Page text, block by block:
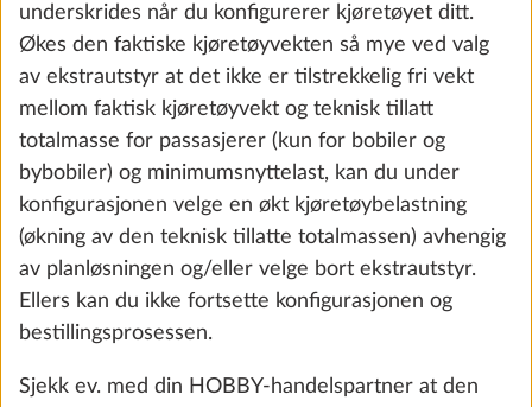
City-vanntilkobling Mer
0.5 kg
Legg til
underskrides når du konfigurerer kjøretøyet ditt.
Økes den faktiske kjøretøyvekten så mye ved valg
av ekstrautstyr at det ikke er tilstrekkelig fri vekt
mellom faktisk kjøretøyvekt og teknisk tillatt
totalmasse for passasjerer (kun for bobiler og
bybobiler) og minimumsnyttelast, kan du under
konfigurasjonen velge en økt kjøretøybelastning
(økning av den teknisk tillatte totalmassen) avhengig
av planløsningen og/eller velge bort ekstrautstyr.
Ellers kan du ikke fortsette konfigurasjonen og
bestillingsprosessen.
Sjekk ev. med din HOBBY-handelspartner at den